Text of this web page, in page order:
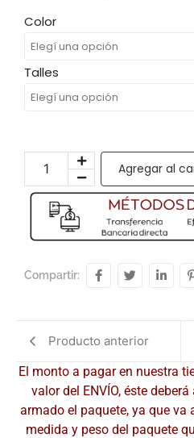
Color
Talles
Agregar al
Compartir:
Producto anterior
El monto a pagar en nuestra
valor del ENVÍO, éste
armado el paquete, ya que va
medida y peso del paquete